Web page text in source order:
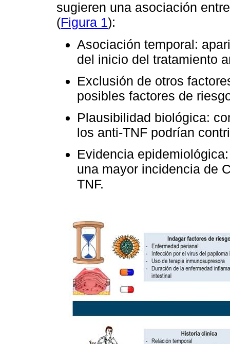
sugieren una asociación
(Figura 1):
Asociación temporal:
del inicio del tratamiento
Exclusión de otros
posibles factores de
Plausibilidad biológica:
los anti-TNF podrían
Evidencia
una mayor incidencia de
TNF.